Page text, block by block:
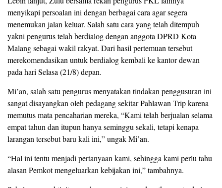
menyikapi persoalan ini dengan berbagai cara agar segera
menemukan jalan keluar. Salah satu cara yang telah ditempuh
yakni pengurus telah berdialog dengan anggota DPRD Kota
Malang sebagai wakil rakyat. Dari hasil pertemuan tersebut
merekomendasikan untuk berdialog kembali ke kantor dewan
pada hari Selasa (21/8) depan.
Mi’an, salah satu pengurus menyatakan tindakan penggusuran ini
sangat disayangkan oleh pedagang sekitar Pahlawan Trip karena
memutus mata pencaharian mereka, “Kami telah berjualan selama
empat tahun dan itupun hanya seminggu sekali, tetapi kenapa
larangan tersebut baru kali ini,” ungak Mi’an.
“Hal ini tentu menjadi pertanyaan kami, sehingga kami perlu tahu
alasan Pemkot mengeluarkan kebijakan ini,” tambahnya.